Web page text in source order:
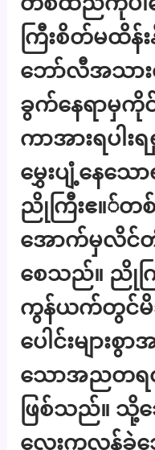
ကြီးစိတ်မထိန်
ဘော်လီအသား
ခွက်နေရာမှကို
ကာအားရပါ
မွှေးပျံ့နေသ
ညိုကြီးဧ။်တ
အောက်မှလိင်
စေသည်။ ညိုက
ကွန်ယက်တွင်မိခဲ့
ပေါင်းများစွ
သောအညတရ
ဖြစ်သည်။
လေးကလွန်ခဲ့